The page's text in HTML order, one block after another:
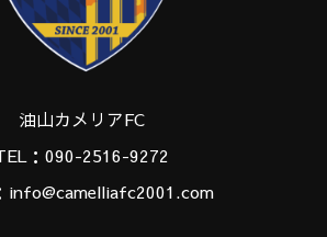
油山カメリアFC
：090-2516-9272
info@camelliafc2001.com